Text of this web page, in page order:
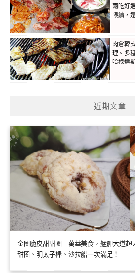
兩吃好
限續，
肉倉韓
理。多
哈根達
近期文章
金圈脆皮甜甜圈｜萬華美食，艋舺大道超
甜圈、明太子棒、沙拉船一次滿足！